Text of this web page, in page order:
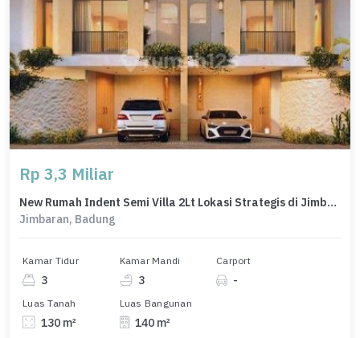
Rp 3,3 Miliar
New Rumah Indent Semi Villa 2Lt Lokasi Strategis di Jimbaran
Jimbaran, Badung
Kamar Tidur
3
Kamar Mandi
3
Carport
-
Luas Tanah
130 m²
Luas Bangunan
140 m²